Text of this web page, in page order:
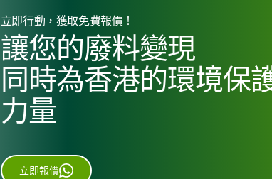
立即行動，獲取免費報價！
讓您的廢料變現
同時為香港的環境保
力量
立即報價